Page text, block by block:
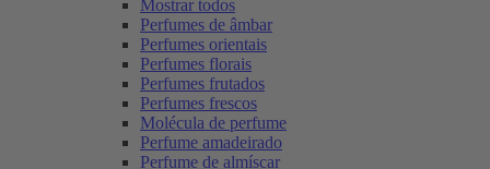
Mostrar todos
Perfumes de âmbar
Perfumes orientais
Perfumes florais
Perfumes frutados
Perfumes frescos
Molécula de perfume
Perfume amadeirado
Perfume de almíscar